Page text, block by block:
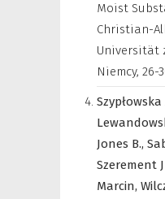
Moist
Christian-
Universität
Niemcy, 26-
Jones B.,
Szerement
Marcin,